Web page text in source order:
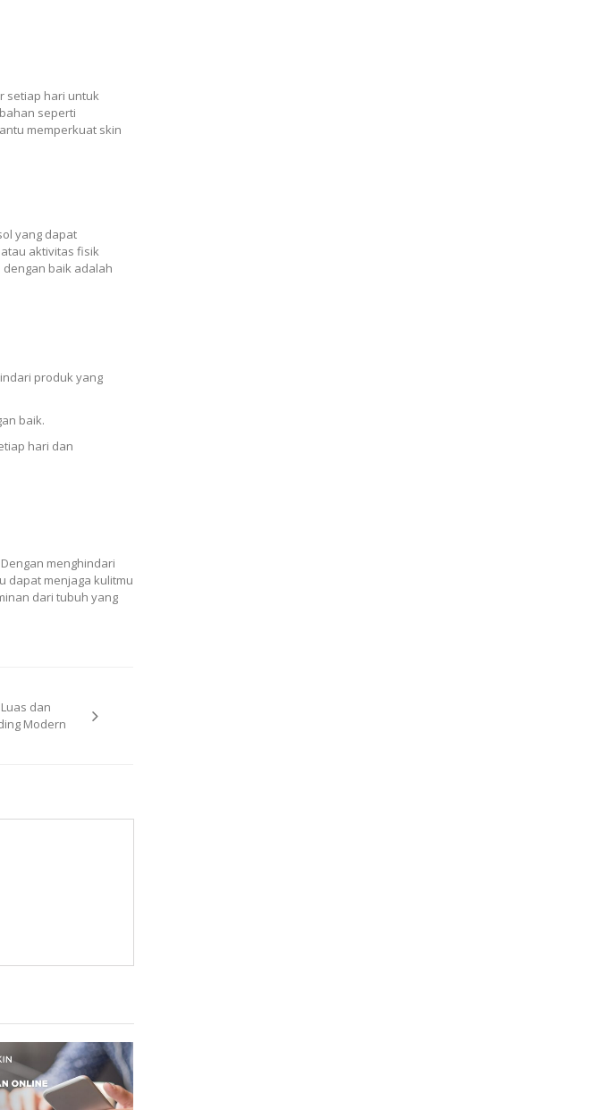
setiap hari untuk
seperti
memperkuat skin
yang dapat
aktivitas fisik
baik adalah
produk yang
baik.
hari dan
menghindari
dapat menjaga kulitmu
dari tubuh yang
dan
Modern